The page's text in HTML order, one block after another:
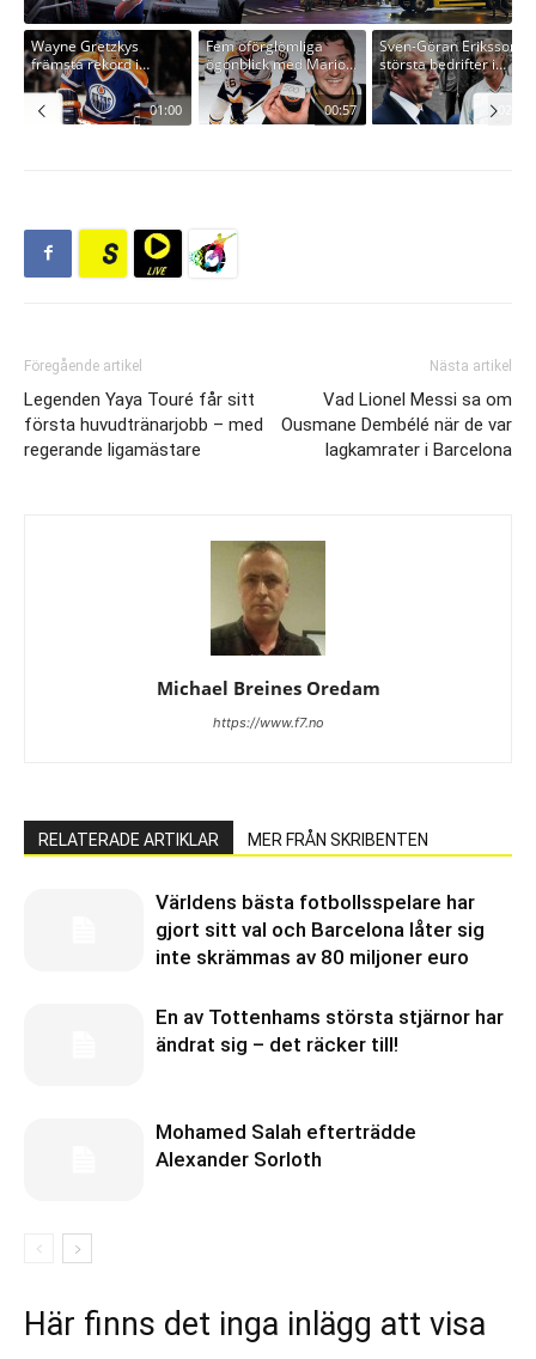
Föregående artikel
Legenden Yaya Touré får sitt
första huvudtränarjobb – med
regerande ligamästare
Nästa artikel
Vad Lionel Messi sa om
Ousmane Dembélé när de var
lagkamrater i Barcelona
Michael Breines Oredam
https://www.f7.no
RELATERADE ARTIKLAR MER FRÅN SKRIBENTEN
Världens bästa fotbollsspelare har
gjort sitt val och Barcelona låter sig
inte skrämmas av 80 miljoner euro
En av Tottenhams största stjärnor har
ändrat sig – det räcker till!
Mohamed Salah efterträdde
Alexander Sorloth
Här finns det inga inlägg att visa